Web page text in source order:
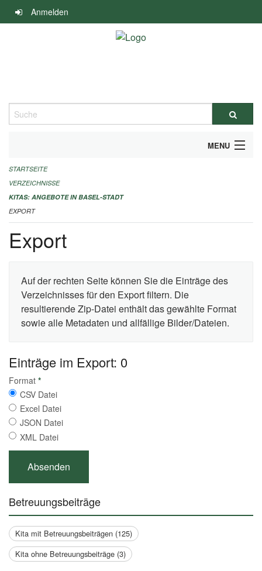
Navigation
überspringen
Anmelden
Suche
MENU
ALLGEMEINE INFORMATIONEN
IMPRESSUM
STARTSEITE
VERZEICHNISSE
KITAS: ANGEBOTE IN BASEL-STADT
EXPORT
Export
Auf der rechten Seite können Sie die Einträge des
Verzeichnisses für den Export filtern. Die
resultierende Zip-Datei enthält das gewählte Format
sowie alle Metadaten und allfällige Bilder/Dateien.
Einträge im Export: 0
Format *
CSV Datei
Excel Datei
JSON Datei
XML Datei
Betreuungsbeiträge
Kita mit Betreuungsbeiträgen (125)
Kita ohne Betreuungsbeiträge (3)